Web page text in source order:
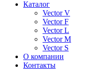
Каталог
Vector V
Vector F
Vector L
Vector M
Vector S
О компании
Контакты